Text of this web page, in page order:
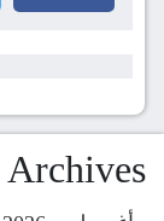
Archives